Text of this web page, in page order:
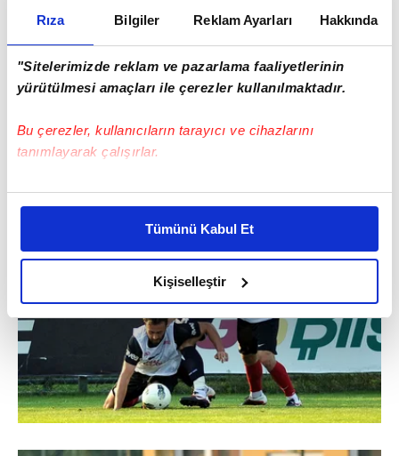
Rıza Bilgiler Reklam Ayarları Hakkında
"Sitelerimizde reklam ve pazarlama faaliyetlerinin
yürütülmesi amaçları ile çerezler kullanılmaktadır.
Bu çerezler, kullanıcıların tarayıcı ve cihazlarını
tanımlayarak çalışırlar.
Bu çerezlere izin vermeniz halinde sizlere özel
daha iyi reklam deneyimi yaşatabiliriz. Bunu yaparken
amacımızın size daha iyi bir reklam deneyimi sunmak
olduğunu ve sizlere en iyi içerikleri sunabilmek adına
elimizden gelen çabayı gösterdiğimizi ve bu noktada,
reklamların maliyetlerimizi karşılamak noktasında tek gelir
kalemimiz olduğunu sizlere hatırlatmak isteriz.
Her halükârda, kullanıcılar, bu çerezlere izin vermedikleri
takdirde, kullanıcılara hedefli reklamlar
Tümünü Kabul Et
Kişiselleştir